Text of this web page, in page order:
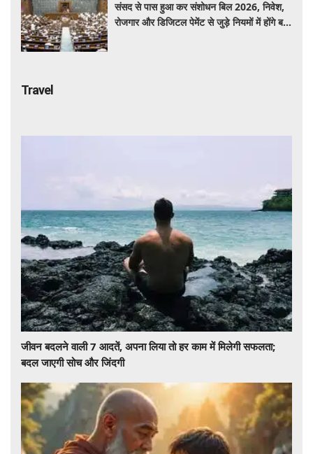
संसद से पास हुआ कर संशोधन बिल 2026, निवेश,
रोजगार और डिजिटल पेमेंट से जुड़े नियमों में होंगे बड़े
Travel
जीवन बदलने वाली 7 आदतें, अपना लिया तो हर काम में मिलेगी सफलता;
बदल जाएगी सोच और जिंदगी